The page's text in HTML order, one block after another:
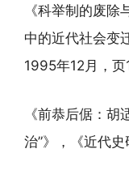
《科举制的废
中的近代社会变
1995年12月，
《前恭后倨：胡
治”》，《近代